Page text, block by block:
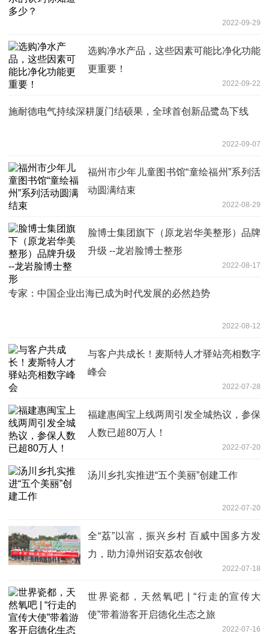
2022-09-29
选购净水产品，这些因素可能比净化功能
更重要！
2022-09-22
施耐德电气持续深耕厦门结硕果，全球首创新品鹭岛下线
2022-09-07
福州市少年儿童图书馆“童绘福州”系列活
动圆满结束
2022-08-29
脸博士集团旗下（原龙岩华美整形）品牌
升级 --龙岩脸博士整形
2022-08-17
专家：中国企业出海已成为时代发展的必然趋势
2022-08-12
与客户共成长！麦斯特人才驿站亮相数字
峰会
2022-07-28
福建惠闽宝上线两周引发全城热议，参保
人数已超80万人！
2022-07-20
汤川乡扎实推进“五个美丽”创建工作
2022-07-20
全“荔”以富，振兴乡村 百威中国多方发
力，助力漳州诏安荔农创收
2022-07-18
世界瓷都，天然氧吧 | “行走的宣传大
使”带着游客开启德化生态之旅
2022-07-16